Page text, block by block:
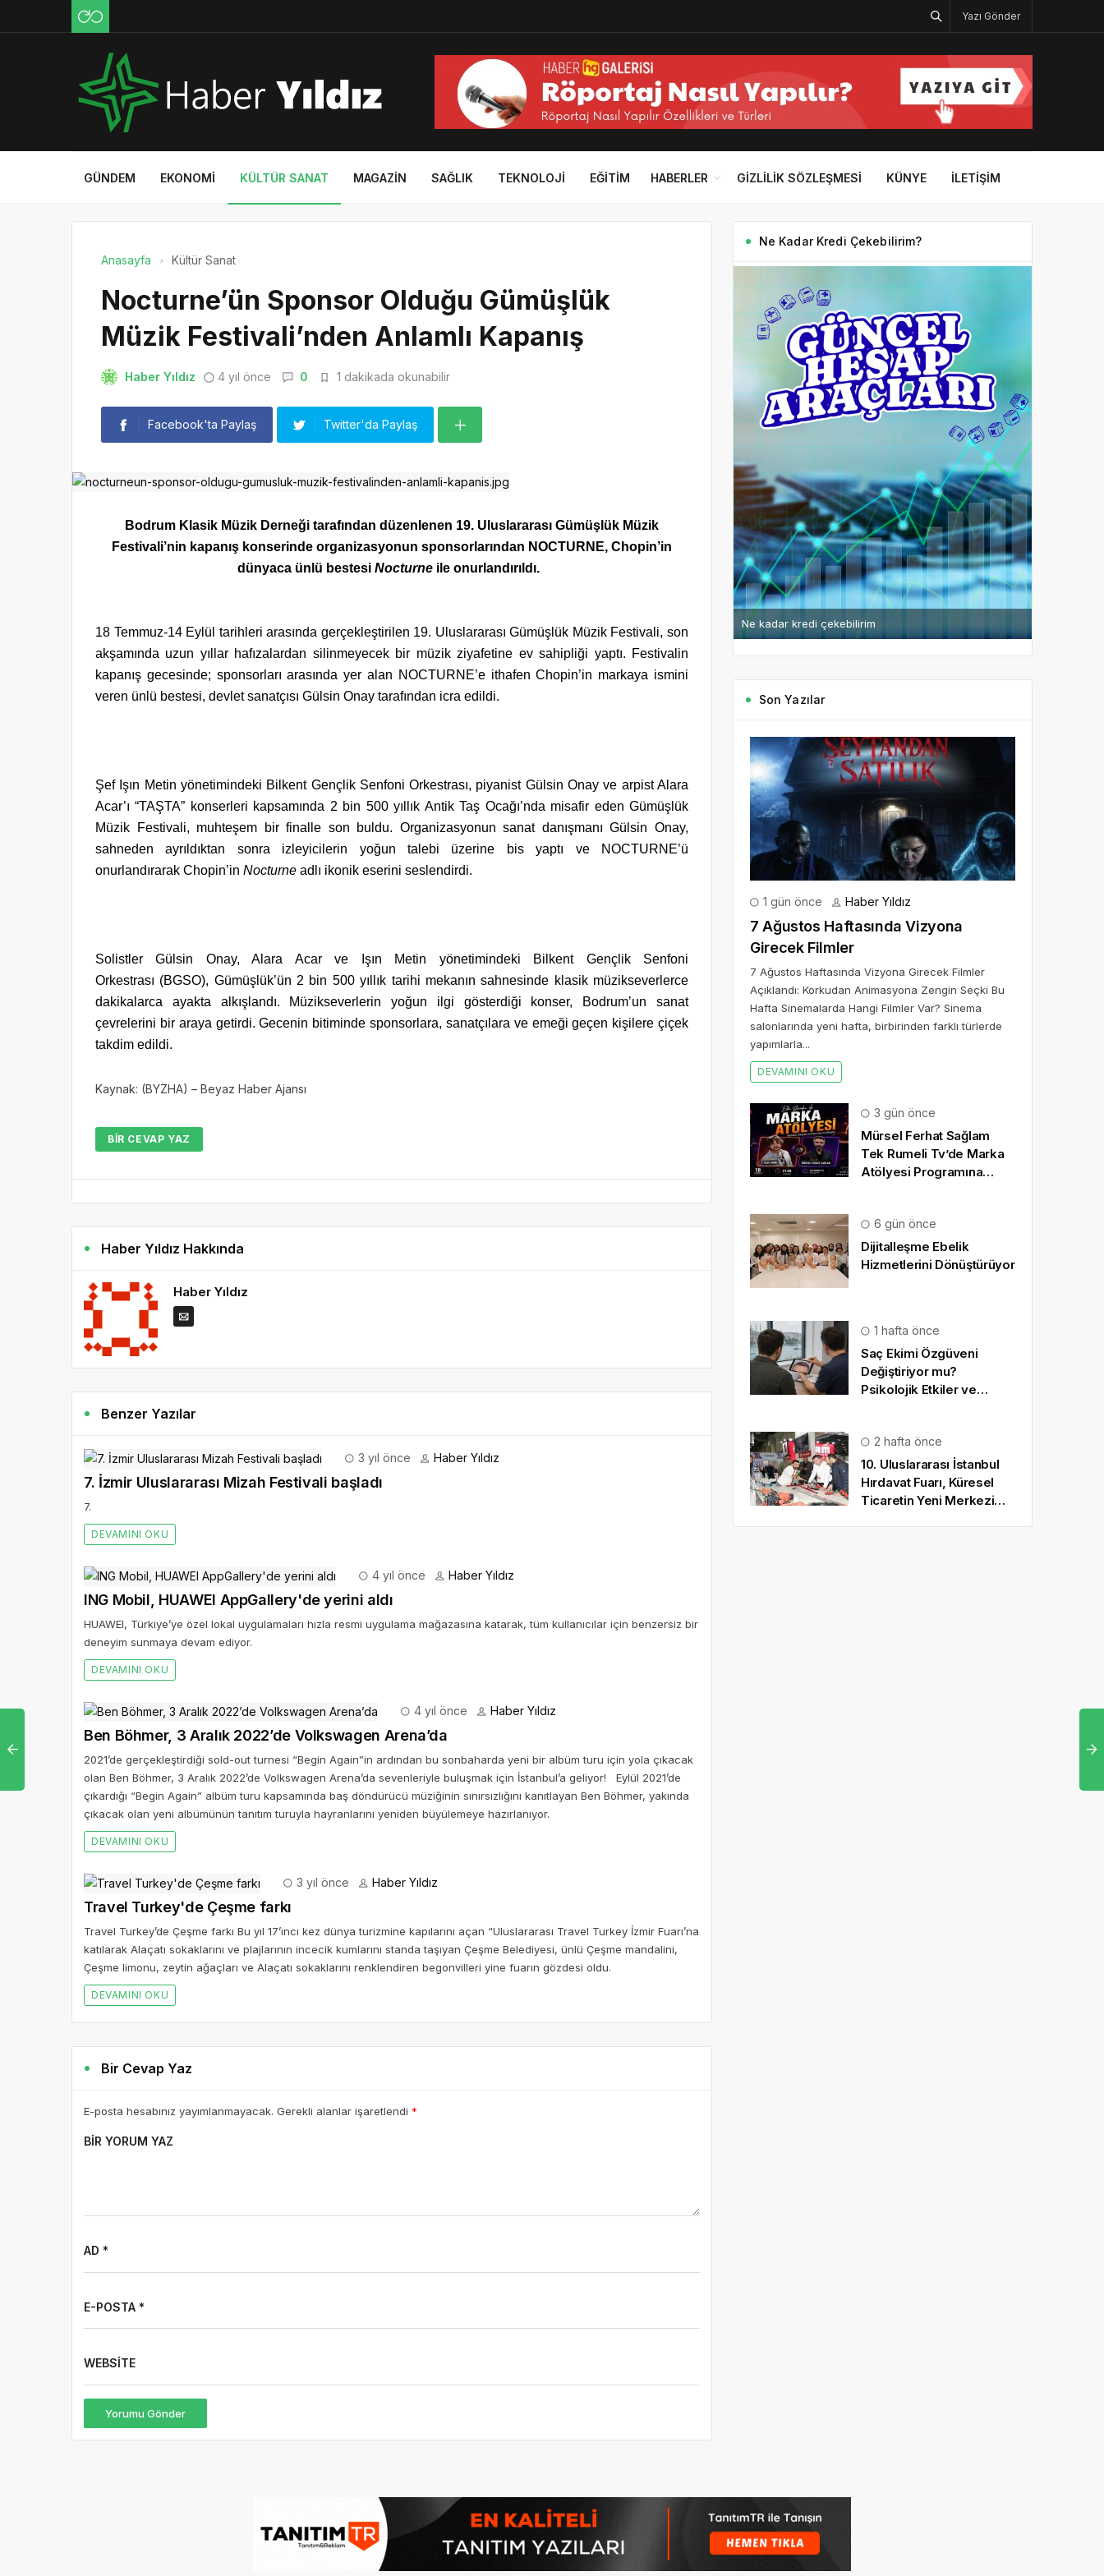
Yazı Gönder
GÜNDEM EKONOMI KÜLTÜR SANAT MAGAZIN SAĞLIK TEKNOLOJI EĞITIM HABERLER GIZLILIK SÖZLEŞMESI KÜNYE İLETIŞIM
Anasayfa Kültür Sanat
Nocturne’ün Sponsor Olduğu Gümüşlük
Müzik Festivali’nden Anlamlı Kapanış
Haber Yıldız 4 yıl önce 0 1 dakikada okunabilir
Facebook'ta Paylaş Twitter'da Paylaş
Bodrum Klasik Müzik Derneği tarafından düzenlenen 19. Uluslararası Gümüşlük Müzik
Festivali’nin kapanış konserinde organizasyonun sponsorlarından NOCTURNE, Chopin’in
dünyaca ünlü bestesi Nocturne ile onurlandırıldı.
18 Temmuz-14 Eylül tarihleri arasında gerçekleştirilen 19. Uluslararası Gümüşlük Müzik Festivali, son
akşamında uzun yıllar hafızalardan silinmeyecek bir müzik ziyafetine ev sahipliği yaptı. Festivalin
kapanış gecesinde; sponsorları arasında yer alan NOCTURNE’e ithafen Chopin’in markaya ismini
veren ünlü bestesi, devlet sanatçısı Gülsin Onay tarafından icra edildi.
Şef Işın Metin yönetimindeki Bilkent Gençlik Senfoni Orkestrası, piyanist Gülsin Onay ve arpist Alara
Acar’ı “TAŞTA” konserleri kapsamında 2 bin 500 yıllık Antik Taş Ocağı’nda misafir eden Gümüşlük
Müzik Festivali, muhteşem bir finalle son buldu. Organizasyonun sanat danışmanı Gülsin Onay,
sahneden ayrıldıktan sonra izleyicilerin yoğun talebi üzerine bis yaptı ve NOCTURNE’ü
onurlandırarak Chopin’in Nocturne adlı ikonik eserini seslendirdi.
Solistler Gülsin Onay, Alara Acar ve Işın Metin yönetimindeki Bilkent Gençlik Senfoni
Orkestrası (BGSO), Gümüşlük’ün 2 bin 500 yıllık tarihi mekanın sahnesinde klasik müzikseverlerce
dakikalarca ayakta alkışlandı. Müzikseverlerin yoğun ilgi gösterdiği konser, Bodrum’un sanat
çevrelerini bir araya getirdi. Gecenin bitiminde sponsorlara, sanatçılara ve emeği geçen kişilere çiçek
takdim edildi.
Kaynak: (BYZHA) – Beyaz Haber Ajansı
BIR CEVAP YAZ
Haber Yıldız Hakkında
Haber Yıldız
Benzer Yazılar
3 yıl önce Haber Yıldız
7. İzmir Uluslararası Mizah Festivali başladı
7.
DEVAMINI OKU
4 yıl önce Haber Yıldız
ING Mobil, HUAWEI AppGallery'de yerini aldı
HUAWEI, Türkiye’ye özel lokal uygulamaları hızla resmi uygulama mağazasına katarak, tüm kullanıcılar için benzersiz bir
deneyim sunmaya devam ediyor.
DEVAMINI OKU
4 yıl önce Haber Yıldız
Ben Böhmer, 3 Aralık 2022’de Volkswagen Arena’da
2021’de gerçekleştirdiği sold-out turnesi “Begin Again”in ardından bu sonbaharda yeni bir albüm turu için yola çıkacak
olan Ben Böhmer, 3 Aralık 2022’de Volkswagen Arena’da sevenleriyle buluşmak için İstanbul’a geliyor! Eylül 2021’de
çıkardığı “Begin Again” albüm turu kapsamında baş döndürücü müziğinin sınırsızlığını kanıtlayan Ben Böhmer, yakında
çıkacak olan yeni albümünün tanıtım turuyla hayranlarını yeniden büyülemeye hazırlanıyor.
DEVAMINI OKU
3 yıl önce Haber Yıldız
Travel Turkey'de Çeşme farkı
Travel Turkey’de Çeşme farkı Bu yıl 17’ıncı kez dünya turizmine kapılarını açan “Uluslararası Travel Turkey İzmir Fuarı’na
katılarak Alaçatı sokaklarını ve plajlarının incecik kumlarını standa taşıyan Çeşme Belediyesi, ünlü Çeşme mandalini,
Çeşme limonu, zeytin ağaçları ve Alaçatı sokaklarını renklendiren begonvilleri yine fuarın gözdesi oldu.
DEVAMINI OKU
Bir Cevap Yaz
E-posta hesabınız yayımlanmayacak. Gerekli alanlar işaretlendi *
BIR YORUM YAZ
AD *
E-POSTA *
WEBSITE
Yorumu Gönder
Ne Kadar Kredi Çekebilirim?
Ne kadar kredi çekebilirim
Son Yazılar
1 gün önce Haber Yıldız
7 Ağustos Haftasında Vizyona
Girecek Filmler
7 Ağustos Haftasında Vizyona Girecek Filmler
Açıklandı: Korkudan Animasyona Zengin Seçki Bu
Hafta Sinemalarda Hangi Filmler Var? Sinema
salonlarında yeni hafta, birbirinden farklı türlerde
yapımlarla...
DEVAMINI OKU
3 gün önce
Mürsel Ferhat Sağlam
Tek Rumeli Tv’de Marka
Atölyesi Programına
6 gün önce
Dijitalleşme Ebelik
Hizmetlerini Dönüştürüyor
1 hafta önce
Saç Ekimi Özgüveni
Değiştiriyor mu?
Psikolojik Etkiler ve
2 hafta önce
10. Uluslararası İstanbul
Hırdavat Fuarı, Küresel
Ticaretin Yeni Merkezi